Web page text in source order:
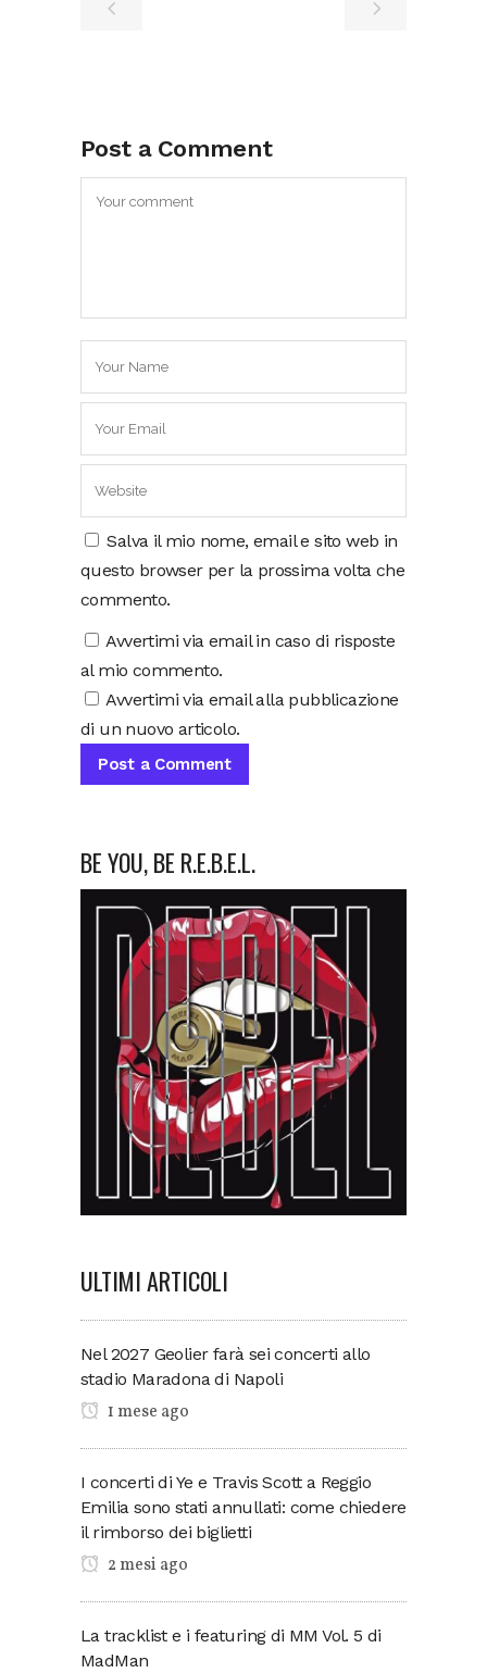
Post a Comment
Salva il mio nome, email e sito web in
questo browser per la prossima volta che
commento.
Avvertimi via email in caso di risposte
al mio commento.
Avvertimi via email alla pubblicazione
di un nuovo articolo.
BE YOU, BE R.E.B.E.L.
ULTIMI ARTICOLI
Nel 2027 Geolier farà sei concerti allo
stadio Maradona di Napoli
1 mese ago
I concerti di Ye e Travis Scott a Reggio
Emilia sono stati annullati: come chiedere
il rimborso dei biglietti
2 mesi ago
La tracklist e i featuring di MM Vol. 5 di
MadMan